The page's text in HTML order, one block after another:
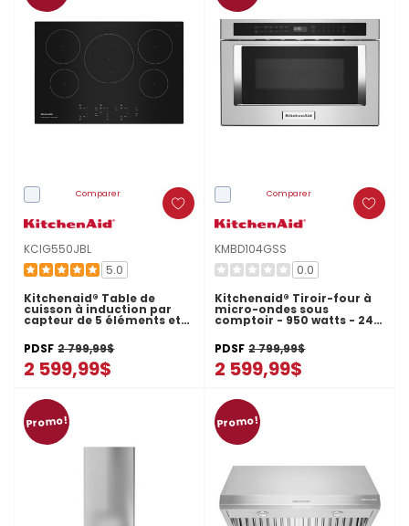
Comparer
KCIG550JBL
5.0
Kitchenaid® Table de
cuisson à induction par
capteur de 5 éléments et
30 po KCIG550JBL
PDSF 2 799,99$
2 599,99$
Comparer
KMBD104GSS
0.0
Kitchenaid® Tiroir-four à
micro-ondes sous
comptoir - 950 watts - 24
po KMBD104GSS
PDSF 2 799,99$
2 599,99$
Promo! Promo!